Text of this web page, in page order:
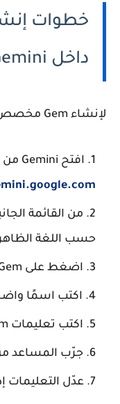
داخل Gemini
لإنشاء Gem مخصص في Gemini
افتح Gemini من المتصفح عبر
من القائمة
حسب اللغة
اضغط على
اكتب اسمًا
اكتب تعليمات Gem بدقة.
جرّب المساعد
عدّل التعليمات